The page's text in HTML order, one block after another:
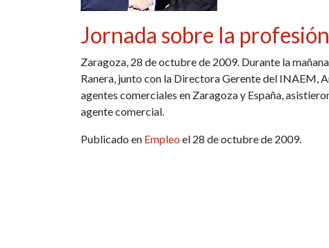
Jornada sobre la
Zaragoza, 28 de octubre de 2009. Durante la
Ranera, junto con la Directora Gerente del INAEM,
agentes comerciales en Zaragoza y España,
agente comercial.
Publicado en Empleo el 28 de octubre de 2009.